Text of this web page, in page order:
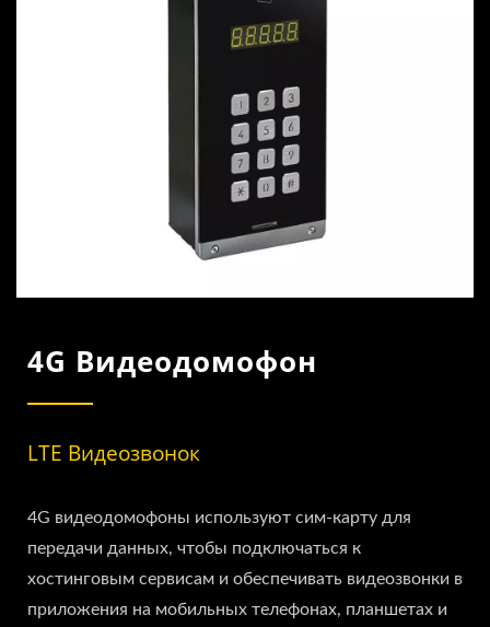
И LTE.
4G Видеодомофон
LTE Видеозвонок
4G видеодомофоны используют сим-карту для
передачи данных, чтобы подключаться к
хостинговым сервисам и обеспечивать видеозвонки в
приложения на мобильных телефонах, планшетах и